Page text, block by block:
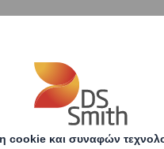
& υπηρεσίες
Φροντίζοντας